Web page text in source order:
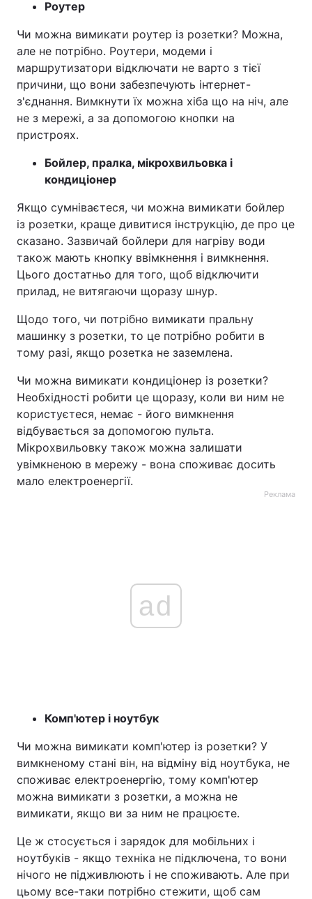
Роутер
Чи можна вимикати роутер із розетки? Можна,
але не потрібно. Роутери, модеми і
маршрутизатори відключати не варто з тієї
причини, що вони забезпечують інтернет-
з'єднання. Вимкнути їх можна хіба що на ніч, але
не з мережі, а за допомогою кнопки на
пристроях.
Бойлер, пралка, мікрохвильовка і
кондиціонер
Якщо сумніваєтеся, чи можна вимикати бойлер
із розетки, краще дивитися інструкцію, де про це
сказано. Зазвичай бойлери для нагріву води
також мають кнопку ввімкнення і вимкнення.
Цього достатньо для того, щоб відключити
прилад, не витягаючи щоразу шнур.
Щодо того, чи потрібно вимикати пральну
машинку з розетки, то це потрібно робити в
тому разі, якщо розетка не заземлена.
Чи можна вимикати кондиціонер із розетки?
Необхідності робити це щоразу, коли ви ним не
користуєтеся, немає - його вимкнення
відбувається за допомогою пульта.
Мікрохвильовку також можна залишати
увімкненою в мережу - вона споживає досить
мало електроенергії.
Реклама
ad
Комп'ютер і ноутбук
Чи можна вимикати комп'ютер із розетки? У
вимкненому стані він, на відміну від ноутбука, не
споживає електроенергію, тому комп'ютер
можна вимикати з розетки, а можна не
вимикати, якщо ви за ним не працюєте.
Це ж стосується і зарядок для мобільних і
ноутбуків - якщо техніка не підключена, то вони
нічого не підживлюють і не споживають. Але при
цьому все-таки потрібно стежити, щоб сам